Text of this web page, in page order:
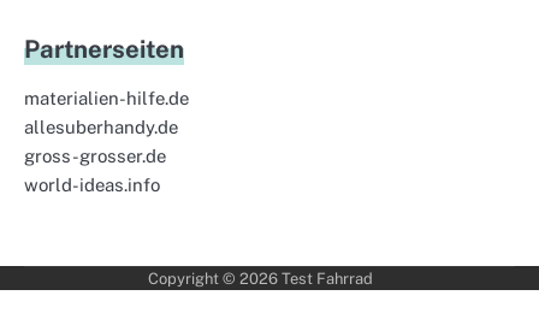
Partnerseiten
materialien-hilfe.de
allesuberhandy.de
gross-grosser.de
world-ideas.info
Copyright © 2026 Test Fahrrad